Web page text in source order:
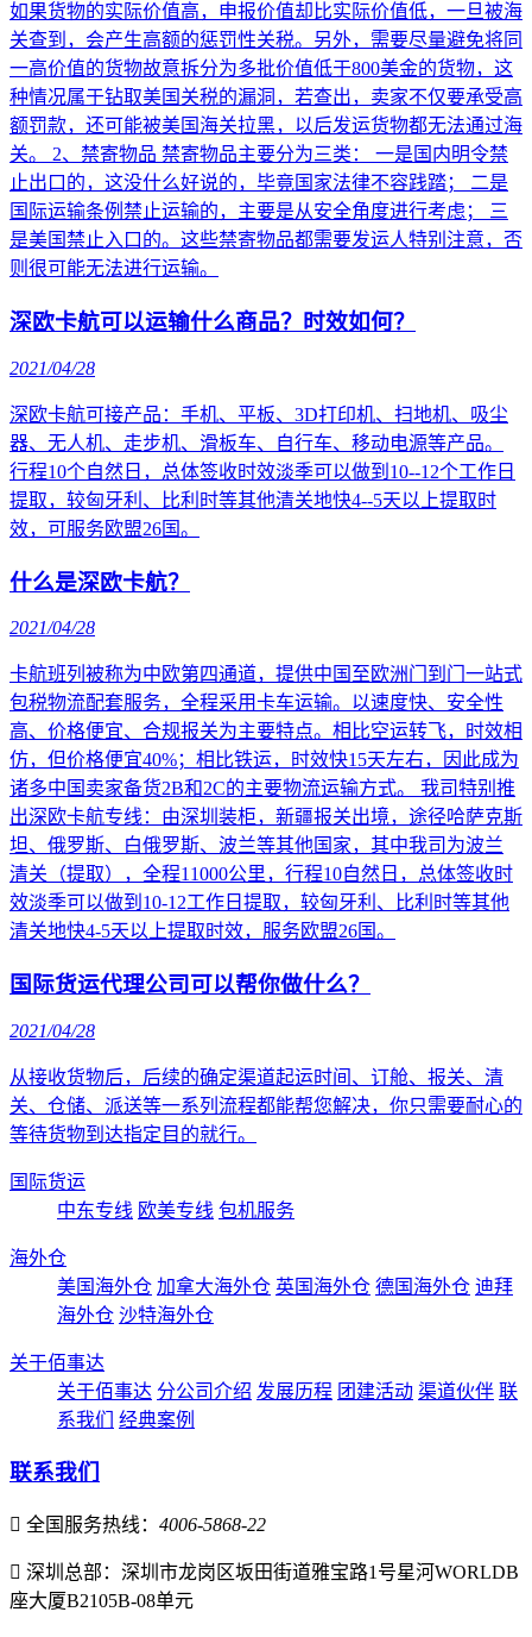
如果货物的实际价值高，申报价值却比实际价值低，一旦被海
关查到，会产生高额的惩罚性关税。另外，需要尽量避免将同
一高价值的货物故意拆分为多批价值低于800美金的货物，这
种情况属于钻取美国关税的漏洞，若查出，卖家不仅要承受高
额罚款，还可能被美国海关拉黑，以后发运货物都无法通过海
关。 2、禁寄物品 禁寄物品主要分为三类： 一是国内明令禁
止出口的，这没什么好说的，毕竟国家法律不容践踏； 二是
国际运输条例禁止运输的，主要是从安全角度进行考虑； 三
是美国禁止入口的。这些禁寄物品都需要发运人特别注意，否
则很可能无法进行运输。
深欧卡航可以运输什么商品？时效如何？
2021/04/28
深欧卡航可接产品：手机、平板、3D打印机、扫地机、吸尘
器、无人机、走步机、滑板车、自行车、移动电源等产品。
行程10个自然日，总体签收时效淡季可以做到10--12个工作日
提取，较匈牙利、比利时等其他清关地快4--5天以上提取时
效，可服务欧盟26国。
什么是深欧卡航？
2021/04/28
卡航班列被称为中欧第四通道，提供中国至欧洲门到门一站式
包税物流配套服务，全程采用卡车运输。以速度快、安全性
高、价格便宜、合规报关为主要特点。相比空运转飞，时效相
仿，但价格便宜40%；相比铁运，时效快15天左右，因此成为
诸多中国卖家备货2B和2C的主要物流运输方式。 我司特别推
出深欧卡航专线：由深圳装柜，新疆报关出境，途径哈萨克斯
坦、俄罗斯、白俄罗斯、波兰等其他国家，其中我司为波兰
清关（提取），全程11000公里，行程10自然日，总体签收时
效淡季可以做到10-12工作日提取，较匈牙利、比利时等其他
清关地快4-5天以上提取时效，服务欧盟26国。
国际货运代理公司可以帮你做什么？
2021/04/28
从接收货物后，后续的确定渠道起运时间、订舱、报关、清
关、仓储、派送等一系列流程都能帮您解决，你只需要耐心的
等待货物到达指定目的就行。
国际货运
中东专线 欧美专线 包机服务
海外仓
美国海外仓 加拿大海外仓 英国海外仓 德国海外仓 迪拜
海外仓 沙特海外仓
关于佰事达
关于佰事达 分公司介绍 发展历程 团建活动 渠道伙伴 联
系我们
经典案例
联系我们
 全国服务热线： 4006-5868-22
 深圳总部：深圳市龙岗区坂田街道雅宝路1号星河WORLDB
座大厦B2105B-08单元